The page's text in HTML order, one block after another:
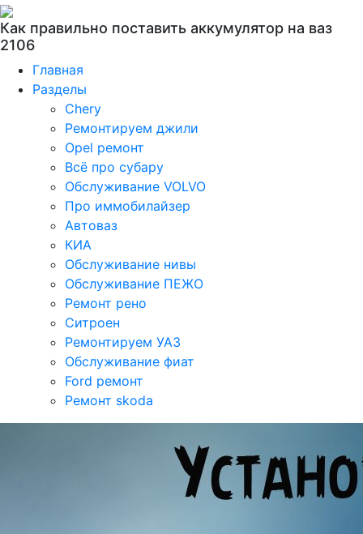
Как правильно поставить аккумулятор на ваз
2106
Главная
Разделы
Chery
Ремонтируем джили
Opel ремонт
Всё про субару
Обслуживание VOLVO
Про иммобилайзер
Автоваз
КИА
Обслуживание нивы
Обслуживание ПЕЖО
Ремонт рено
Ситроен
Ремонтируем УАЗ
Обслуживание фиат
Ford ремонт
Ремонт skoda